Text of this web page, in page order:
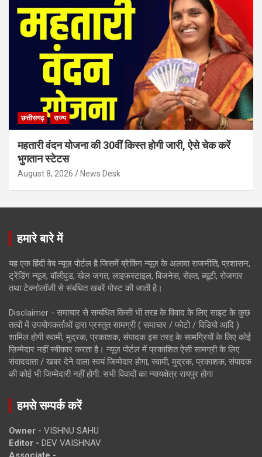
छत्तीसगढ़ राज्य
महतारी वंदन योजना की 30वीं किस्त होगी जारी, ऐसे चेक करें
भुगतान स्टेटस
August 8, 2026 News Desk
हमारे बारे में
यह एक हिंदी वेब न्यूज़ पोर्टल है जिसमें ब्रेकिंग न्यूज़ के अलावा राजनीति, प्रशासन,
ट्रेंडिंग न्यूज, बॉलीवुड, खेल जगत, लाइफस्टाइल, बिजनेस, सेहत, ब्यूटी, रोजगार
तथा टेक्नोलॉजी से संबंधित खबरें पोस्ट की जाती है।
Disclaimer - समाचार से सम्बंधित किसी भी तरह के विवाद के लिए साइट के कुछ
तत्वों में उपयोगकर्ताओं द्वारा प्रस्तुत सामग्री ( समाचार / फोटो / विडियो आदि )
शामिल होगी स्वामी, मुद्रक, प्रकाशक, संपादक इस तरह के सामग्रियों के लिए कोई
ज़िम्मेदार नहीं स्वीकार करता है। न्यूज़ पोर्टल में प्रकाशित ऐसी सामग्री के लिए
संवाददाता / खबर देने वाला स्वयं जिम्मेदार होगा, स्वामी, मुद्रक, प्रकाशक, संपादक
की कोई भी जिम्मेदारी नहीं होगी. सभी विवादों का न्यायक्षेत्र रायपुर होगा
हमसे सम्पर्क करें
Owner - VISHNU SAHU
Editor - DEV VAISHNAV